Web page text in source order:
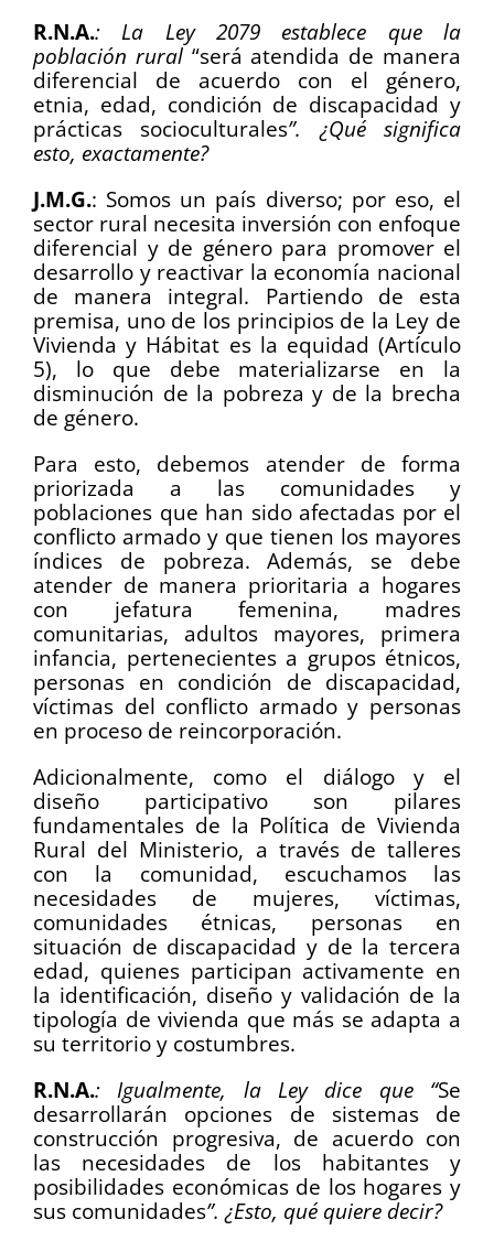
R.N.A.: La Ley 2079 establece que la
población rural “será atendida de manera
diferencial de acuerdo con el género,
etnia, edad, condición de discapacidad y
prácticas socioculturales”. ¿Qué significa
esto, exactamente?
J.M.G.: Somos un país diverso; por eso, el
sector rural necesita inversión con enfoque
diferencial y de género para promover el
desarrollo y reactivar la economía nacional
de manera integral. Partiendo de esta
premisa, uno de los principios de la Ley de
Vivienda y Hábitat es la equidad (Artículo
5), lo que debe materializarse en la
disminución de la pobreza y de la brecha
de género.
Para esto, debemos atender de forma
priorizada a las comunidades y
poblaciones que han sido afectadas por el
conflicto armado y que tienen los mayores
índices de pobreza. Además, se debe
atender de manera prioritaria a hogares
con jefatura femenina, madres
comunitarias, adultos mayores, primera
infancia, pertenecientes a grupos étnicos,
personas en condición de discapacidad,
víctimas del conflicto armado y personas
en proceso de reincorporación.
Adicionalmente, como el diálogo y el
diseño participativo son pilares
fundamentales de la Política de Vivienda
Rural del Ministerio, a través de talleres
con la comunidad, escuchamos las
necesidades de mujeres, víctimas,
comunidades étnicas, personas en
situación de discapacidad y de la tercera
edad, quienes participan activamente en
la identificación, diseño y validación de la
tipología de vivienda que más se adapta a
su territorio y costumbres.
R.N.A.: Igualmente, la Ley dice que “Se
desarrollarán opciones de sistemas de
construcción progresiva, de acuerdo con
las necesidades de los habitantes y
posibilidades económicas de los hogares y
sus comunidades”. ¿Esto, qué quiere decir?